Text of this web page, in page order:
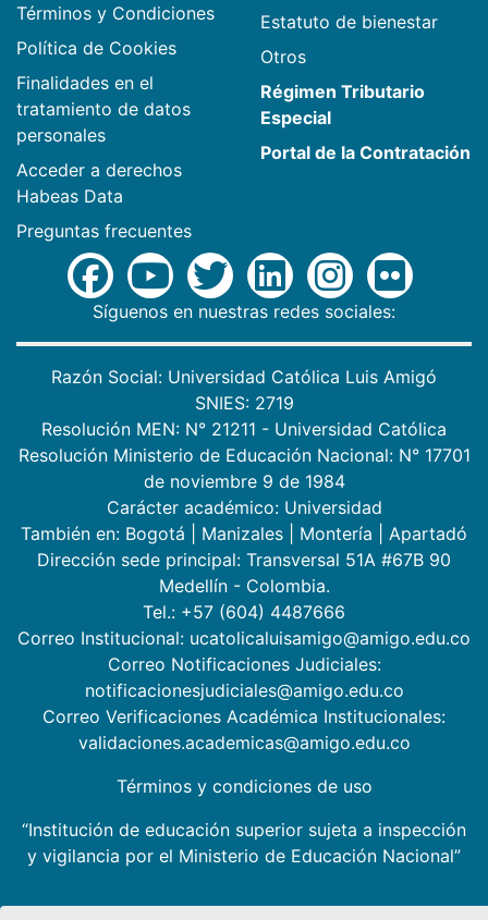
Términos y Condiciones
Política de Cookies
Finalidades en el
tratamiento de datos
personales
Acceder a derechos
Habeas Data
Preguntas frecuentes
Estatuto de bienestar
Otros
Régimen Tributario
Especial
Portal de la Contratación
Síguenos en nuestras redes sociales:
Razón Social: Universidad Católica Luis Amigó
SNIES: 2719
Resolución MEN: N° 21211 - Universidad Católica
Resolución Ministerio de Educación Nacional: N° 17701
de noviembre 9 de 1984
Carácter académico: Universidad
También en: Bogotá Manizales Montería
Apartadó
Dirección sede principal: Transversal 51A #67B 90
Medellín - Colombia.
Tel.: +57 (604) 4487666
Correo Institucional: ucatolicaluisamigo@amigo.edu.co
Correo Notificaciones Judiciales:
notificacionesjudiciales@amigo.edu.co
Correo Verificaciones Académica Institucionales:
validaciones.academicas@amigo.edu.co
Términos y condiciones de uso
“Institución de educación superior sujeta a inspección
y vigilancia por el Ministerio de Educación Nacional”